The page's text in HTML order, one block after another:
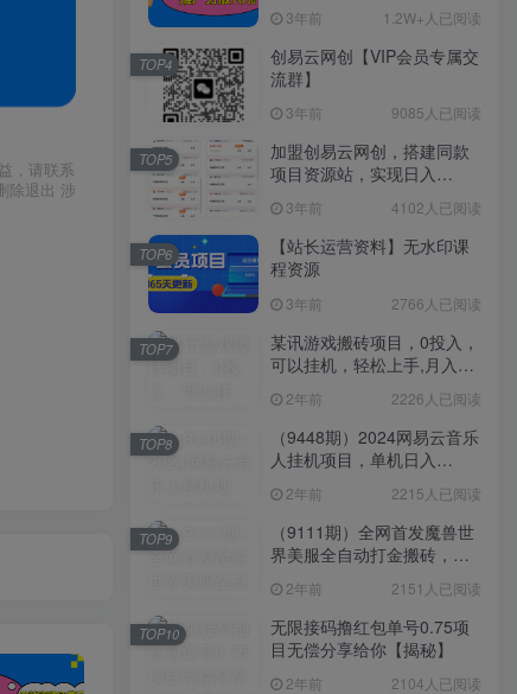
，请联系
除退出 涉
3年前 1.2W+人已阅读
创易云网创【VIP会员专属交
流群】
3年前 9085人已阅读
TOP4
加盟创易云网创，搭建同款
项目资源站，实现日入
3年前 4102人已阅读
TOP5
【站长运营资料】无水印课
程资源
3年前 2766人已阅读
TOP6
某讯游戏搬砖项目，0投入，
可以挂机，轻松上手,月入
2年前 2226人已阅读
TOP7
（9448期）2024网易云音乐
人挂机项目，单机日入
2年前 2215人已阅读
TOP8
（9111期）全网首发魔兽世
界美服全自动打金搬砖，日
姆级教学
2年前 2151人已阅读
TOP9
无限接码撸红包单号0.75项
目无偿分享给你【揭秘】
2年前 2104人已阅读
TOP10